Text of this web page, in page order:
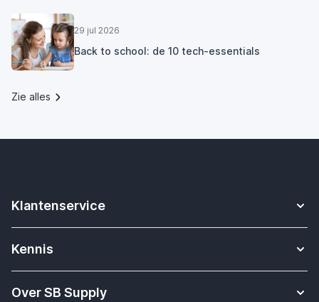
29 jul 2026
Back to school: de 10 tech-essentials
Zie alles
Klantenservice
Contact
Verzending & bezorging
Kennis
Apple Watch bandjes kennisbank
Over SB Supply